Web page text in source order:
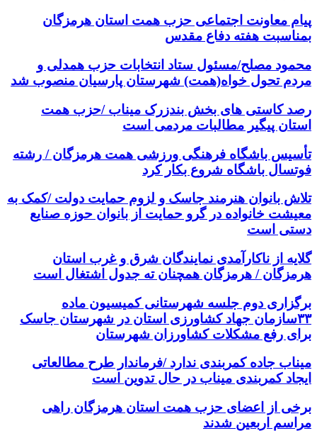
پیام معاونت اجتماعی حزب همت استان هرمزگان
بمناسبت هفته دفاع مقدس
محمود مصلح/مسئول ستاد انتخابات حزب همدلی و
مردم تحول خواه(همت) شهرستان پارسیان منصوب شد
رصد کاستی های بخش بندزرک میناب /حزب همت
استان پیگیر مطالبات مردمی است
تأسیس باشگاه فرهنگی ورزشی همت هرمزگان / رشته
فوتسال باشگاه شروع بکار کرد
تلاش بانوان هنرمند جاسک و لزوم حمایت دولت /کمک به
معیشت خانواده در گرو حمایت از بانوان حوزه صنایع
دستی است
گلایه از ناکارآمدی نمایندگان شرق و غرب استان
هرمزگان / هرمزگان همچنان ته جدول اشتغال است
برگزاری دوم جلسه شهرستانی کمیسیون ماده
۳۳سازمان جهاد کشاورزی استان در شهرستان جاسک
برای رفع مشکلات کشاورزان شهرستان
میناب جاده کمربندی ندارد /فرماندار طرح مطالعاتی
ایجاد کمربندی میناب در حال تدوین است
برخی از اعضای حزب همت استان هرمزگان راهی
مراسم اربعین شدند